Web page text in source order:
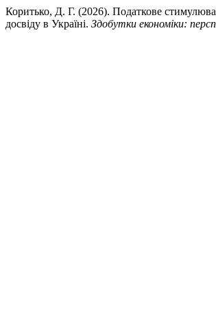
Коритько, Д. Г. (2026). Податкове
досвіду в Україні. Здобутки економіки: